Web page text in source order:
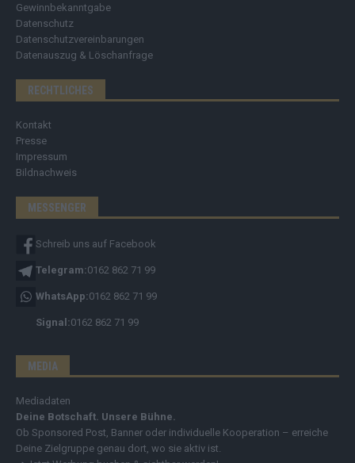
Gewinnbekanntgabe
Datenschutz
Datenschutzvereinbarungen
Datenauszug & Löschanfrage
RECHTLICHES
Kontakt
Presse
Impressum
Bildnachweis
MESSENGER
Schreib uns auf Facebook
Telegram:0162 862 71 99
WhatsApp:0162 862 71 99
Signal:0162 862 71 99
MEDIA
Mediadaten
Deine Botschaft. Unsere Bühne.
Ob Sponsored Post, Banner oder individuelle Kooperation – erreiche
Deine Zielgruppe genau dort, wo sie aktiv ist.